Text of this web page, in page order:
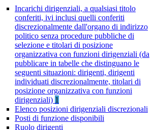
Incarichi dirigenziali, a qualsiasi titolo
conferiti, ivi inclusi quelli conferiti
discrezionalmente dall'organo di indirizzo
politico senza procedure pubbliche di
selezione e titolari di posizione
organizzativa con funzioni dirigenziali (da
pubblicare in tabelle che distinguano le
seguenti situazioni: dirigenti, dirigenti
individuati discrezionalmente, titolari di
posizione organizzativa con funzioni
dirigenziali) 1
Elenco posizioni dirigenziali discrezionali
Posti di funzione disponibili
Ruolo dirigenti